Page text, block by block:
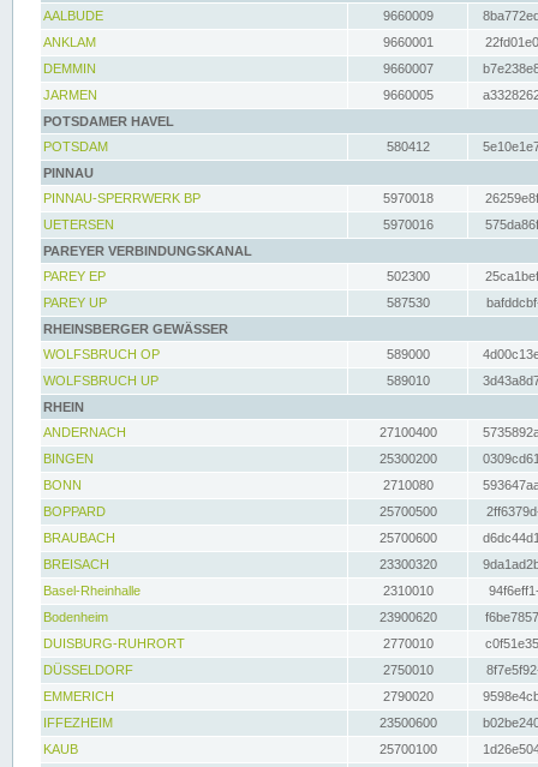
AALBUDE
9660009
ANKLAM
9660001
DEMMIN
9660007
JARMEN
9660005
POTSDAMER HAVEL
POTSDAM
580412
PINNAU
PINNAU-SPERRWERK BP
5970018
UETERSEN
5970016
PAREYER VERBINDUNGSKANAL
PAREY EP
502300
PAREY UP
587530
RHEINSBERGER GEWÄSSER
WOLFSBRUCH OP
589000
WOLFSBRUCH UP
589010
RHEIN
ANDERNACH
27100400
BINGEN
25300200
BONN
2710080
BOPPARD
25700500
BRAUBACH
25700600
BREISACH
23300320
Basel-Rheinhalle
2310010
Bodenheim
23900620
DUISBURG-RUHRORT
2770010
DÜSSELDORF
2750010
EMMERICH
2790020
IFFEZHEIM
23500600
KAUB
25700100